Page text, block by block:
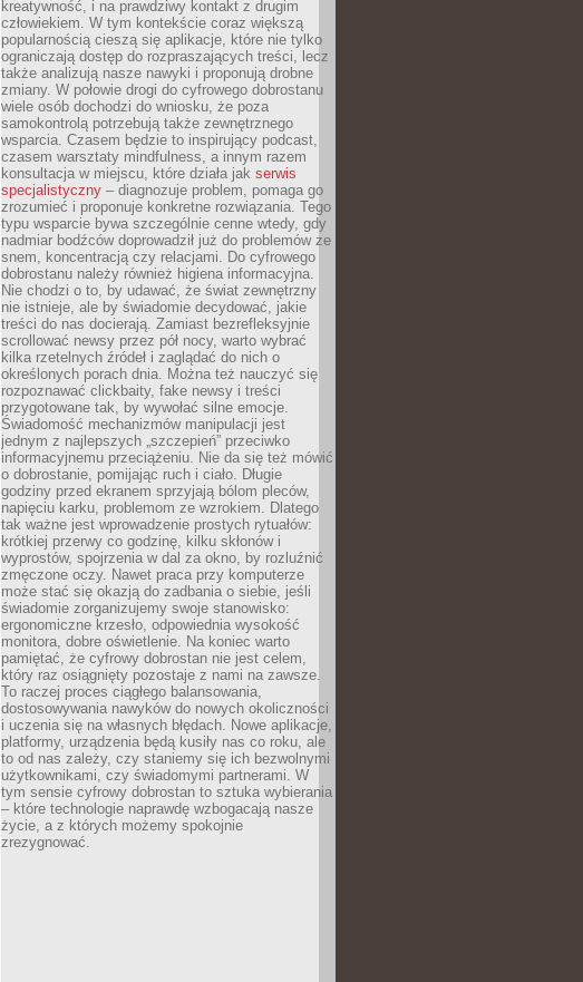
kreatywność, i na prawdziwy kontakt z drugim
człowiekiem. W tym kontekście coraz większą
popularnością cieszą się aplikacje, które nie tylko
ograniczają dostęp do rozpraszających treści, lecz
także analizują nasze nawyki i proponują drobne
zmiany. W połowie drogi do cyfrowego dobrostanu
wiele osób dochodzi do wniosku, że poza
samokontrolą potrzebują także zewnętrznego
wsparcia. Czasem będzie to inspirujący podcast,
czasem warsztaty mindfulness, a innym razem
konsultacja w miejscu, które działa jak serwis
specjalistyczny – diagnozuje problem, pomaga go
zrozumieć i proponuje konkretne rozwiązania. Tego
typu wsparcie bywa szczególnie cenne wtedy, gdy
nadmiar bodźców doprowadził już do problemów ze
snem, koncentracją czy relacjami. Do cyfrowego
dobrostanu należy również higiena informacyjna.
Nie chodzi o to, by udawać, że świat zewnętrzny
nie istnieje, ale by świadomie decydować, jakie
treści do nas docierają. Zamiast bezrefleksyjnie
scrollować newsy przez pół nocy, warto wybrać
kilka rzetelnych źródeł i zaglądać do nich o
określonych porach dnia. Można też nauczyć się
rozpoznawać clickbaity, fake newsy i treści
przygotowane tak, by wywołać silne emocje.
Świadomość mechanizmów manipulacji jest
jednym z najlepszych „szczepień” przeciwko
informacyjnemu przeciążeniu. Nie da się też mówić
o dobrostanie, pomijając ruch i ciało. Długie
godziny przed ekranem sprzyjają bólom pleców,
napięciu karku, problemom ze wzrokiem. Dlatego
tak ważne jest wprowadzenie prostych rytuałów:
krótkiej przerwy co godzinę, kilku skłonów i
wyprostów, spojrzenia w dal za okno, by rozluźnić
zmęczone oczy. Nawet praca przy komputerze
może stać się okazją do zadbania o siebie, jeśli
świadomie zorganizujemy swoje stanowisko:
ergonomiczne krzesło, odpowiednia wysokość
monitora, dobre oświetlenie. Na koniec warto
pamiętać, że cyfrowy dobrostan nie jest celem,
który raz osiągnięty pozostaje z nami na zawsze.
To raczej proces ciągłego balansowania,
dostosowywania nawyków do nowych okoliczności
i uczenia się na własnych błędach. Nowe aplikacje,
platformy, urządzenia będą kusiły nas co roku, ale
to od nas zależy, czy staniemy się ich bezwolnymi
użytkownikami, czy świadomymi partnerami. W
tym sensie cyfrowy dobrostan to sztuka wybierania
– które technologie naprawdę wzbogacają nasze
życie, a z których możemy spokojnie
zrezygnować.